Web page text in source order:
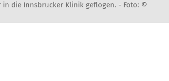
die Innsbrucker Klinik geflogen. - Foto: ©